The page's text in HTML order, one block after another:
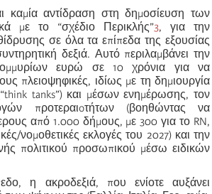
καμία αντίδραση στη δημοσίευση των
με το “σχέδιο Περικλής”3, για την
σε όλα τα επίπεδα της εξουσίας
δεξιά. Αυτό περιλαμβάνει την
ευρώ σε 10 χρόνια για να
πλειοψηφικές, ιδίως με τη δημιουργία
tanks”) και μέσων ενημέρωσης, τον
προτεραιoτήτων (βοηθώντας να
από 1.000 δήμους, με 300 για το RN,
νομοθετικές εκλογές του 2027) και την
πολιτικού προσωπικού μέσω ειδικών
η ακροδεξιά, που ενίοτε αυξάνει